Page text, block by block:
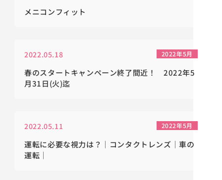
メニコンフィット
2022.05.18 2022年5月
春のスタートキャンペーン終了間近！ 2022年5
月31日(火)迄
2022.05.11 2022年5月
運転に必要な視力は？｜コンタクトレンズ｜車の
運転｜